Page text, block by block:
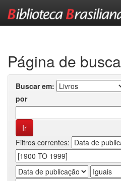
Página de busca
Buscar em:
por
Filtros correntes: